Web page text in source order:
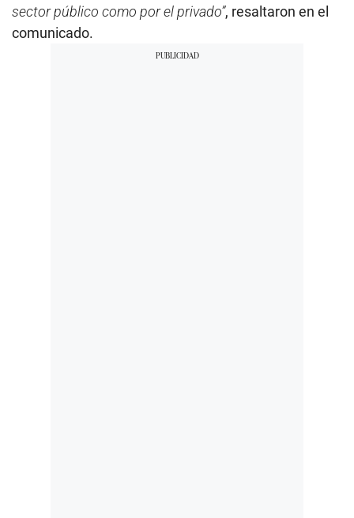
sector público como por el privado”, resaltaron en el
comunicado.